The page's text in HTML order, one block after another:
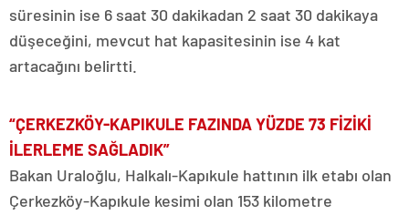
süresinin ise 6 saat 30 dakikadan 2 saat 30 dakikaya
düşeceğini, mevcut hat kapasitesinin ise 4 kat
artacağını belirtti.
“ÇERKEZKÖY-KAPIKULE FAZINDA YÜZDE 73 FİZİKİ
İLERLEME SAĞLADIK”
Bakan Uraloğlu, Halkalı-Kapıkule hattının ilk etabı olan
Çerkezköy-Kapıkule kesimi olan 153 kilometre